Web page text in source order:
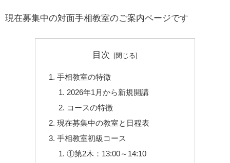
現在募集中の対面手相教室のご案内ページです
目次
手相教室の特徴
2026年1月から新規開講
コースの特徴
現在募集中の教室と日程表
手相教室初級コース
①第2木：13:00～14:10